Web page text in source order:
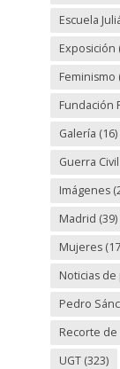
Escuela
Exposición
Feminismo
Fundación
Galería (16)
Guerra
Imágenes
Madrid (39)
Mujeres
Noticias de
Pedro
Recorte
UGT(323)